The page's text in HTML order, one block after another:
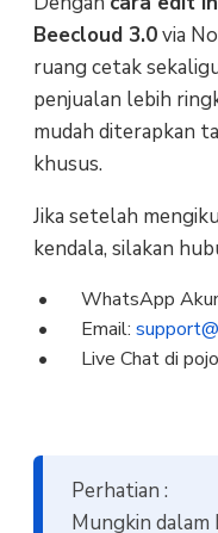
Beecloud 3.0via
ruang cetak
penjualan lebih
mudah diterapkan
khusus.
Jika setelah
kendala, silakan
WhatsApp
Email:
Live Chat di
Perhatian :
Mungkin